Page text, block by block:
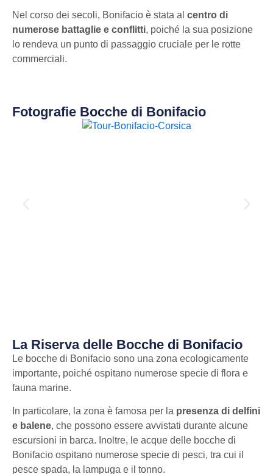
Nel corso dei secoli, Bonifacio è stata al centro di
numerose battaglie e conflitti, poiché la sua posizione
lo rendeva un punto di passaggio cruciale per le rotte
commerciali.
Fotografie Bocche di Bonifacio
La Riserva delle Bocche di Bonifacio
Le bocche di Bonifacio sono una zona ecologicamente
importante, poiché ospitano numerose specie di flora e
fauna marine.
In particolare, la zona è famosa per la presenza di delfini
e balene, che possono essere avvistati durante alcune
escursioni in barca. Inoltre, le acque delle bocche di
Bonifacio ospitano numerose specie di pesci, tra cui il
pesce spada, la lampuga e il tonno.